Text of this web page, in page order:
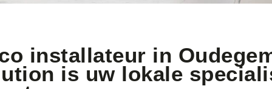
installateur in
is uw lokale